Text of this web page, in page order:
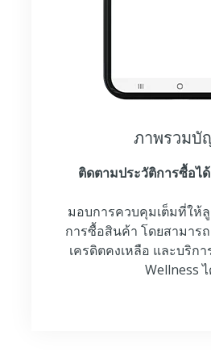
ภาพรวมบั
ติดตามประวัติการซื้อไ
มอบการควบคุมเต็มที่ให้
การซื้อสินค้า โดยสามาร
เครดิตคงเหลือ และบริก
Wellness